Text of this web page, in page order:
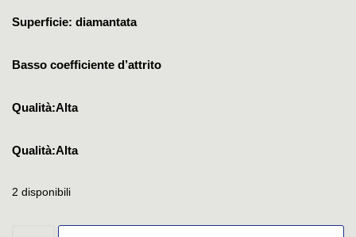
Superficie: diamantata
Basso coefficiente d’attrito
Qualità:Alta
Qualità:Alta
2 disponibili